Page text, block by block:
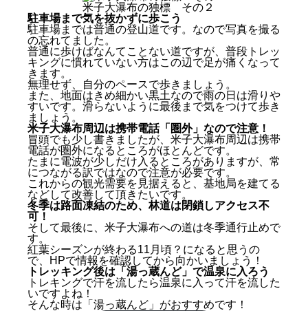
米子大瀑布の独標 その２
駐車場まで気を抜かずに歩こう
駐車場までは普通の登山道です。なので写真を撮る
の忘れてました。
普通に歩けばなんてことない道ですが、普段トレッ
キングに慣れていない方はこの辺で足が痛くなって
きます。
無理せず、自分のペースで歩きましょう。
また、地面はきめ細かい黒土なので雨の日は滑りや
すいです。滑らないように最後まで気をつけて歩き
ましょう。
米子大瀑布周辺は携帯電話「圏外」なので注意！
冒頭でも少し書きましたが、米子大瀑布周辺は携帯
電話が圏外になるところがほとんどです。
たまに電波が少しだけ入るところがありますが、常
につながる訳ではなので注意が必要です。
これからの観光需要を見据えると、基地局を建てる
などして改善して頂きたいです。
冬季は路面凍結のため、林道は閉鎖しアクセス不
可！
そして最後に、米子大瀑布への道は冬季通行止めで
す。
紅葉シーズンが終わる11月頃？になると思うの
で、HPで情報を確認してから向かいましょう！
トレッキング後は「湯っ蔵んど」で温泉に入ろう
トレキングで汗を流したら温泉に入って汗を流した
いですよね！
そんな時は「湯っ蔵んど」がおすすめです！